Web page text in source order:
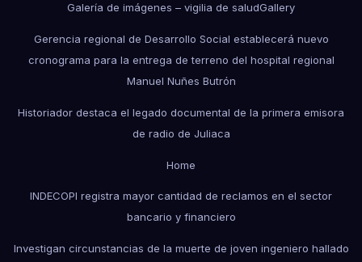
Galería de imágenes – vigilia de saludGallery
Gerencia regional de Desarrollo Social establecerá nuevo
cronograma para la entrega de terreno del hospital regional
Manuel Nuñes Butrón
Historiador destaca el legado documental de la primera emisora
de radio de Juliaca
Home
INDECOPI registra mayor cantidad de reclamos en el sector
bancario y financiero
Investigan circunstancias de la muerte de joven ingeniero hallado